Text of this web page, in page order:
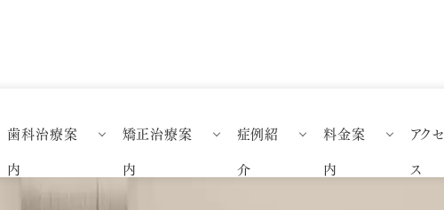
歯科治療案
内
精密虫歯治療
審美歯科
矯正治療案
内
矯正歯科特設ページ
矯正治療について
症例紹
介
一般歯科症例紹介
料金案
内
一般歯科料金案内
アクセ
ス